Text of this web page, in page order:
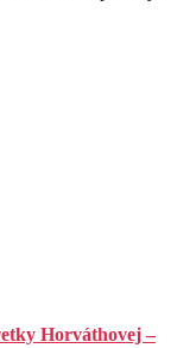
Horváthovej –